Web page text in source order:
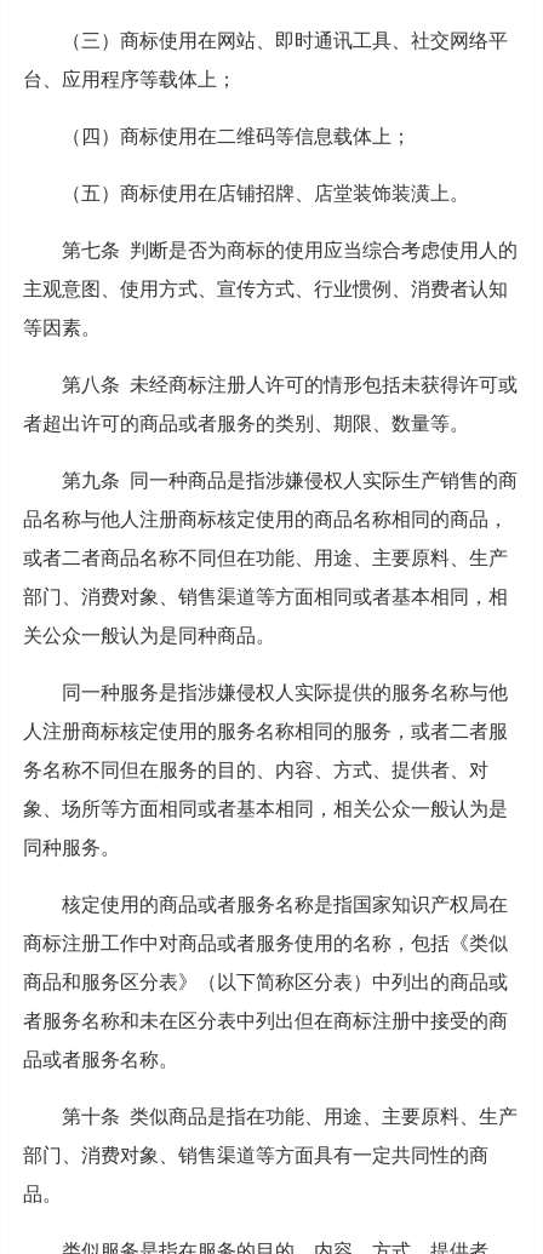
（三）商标使用在网站、即时通讯工具、社交网络平
台、应用程序等载体上；
（四）商标使用在二维码等信息载体上；
（五）商标使用在店铺招牌、店堂装饰装潢上。
第七条 判断是否为商标的使用应当综合考虑使用人的
主观意图、使用方式、宣传方式、行业惯例、消费者认知
等因素。
第八条 未经商标注册人许可的情形包括未获得许可或
者超出许可的商品或者服务的类别、期限、数量等。
第九条 同一种商品是指涉嫌侵权人实际生产销售的商
品名称与他人注册商标核定使用的商品名称相同的商品，
或者二者商品名称不同但在功能、用途、主要原料、生产
部门、消费对象、销售渠道等方面相同或者基本相同，相
关公众一般认为是同种商品。
同一种服务是指涉嫌侵权人实际提供的服务名称与他
人注册商标核定使用的服务名称相同的服务，或者二者服
务名称不同但在服务的目的、内容、方式、提供者、对
象、场所等方面相同或者基本相同，相关公众一般认为是
同种服务。
核定使用的商品或者服务名称是指国家知识产权局在
商标注册工作中对商品或者服务使用的名称，包括《类似
商品和服务区分表》（以下简称区分表）中列出的商品或
者服务名称和未在区分表中列出但在商标注册中接受的商
品或者服务名称。
第十条 类似商品是指在功能、用途、主要原料、生产
部门、消费对象、销售渠道等方面具有一定共同性的商
品。